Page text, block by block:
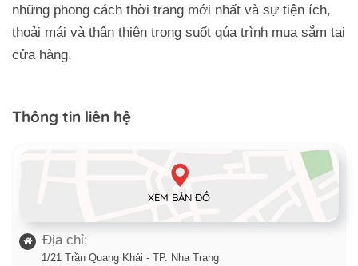
những phong cách thời trang mới nhất và sự tiện ích,
thoải mái và thân thiện trong suốt qúa trình mua sắm tại
cửa hàng.
Thông tin liên hệ
XEM BẢN ĐỒ
Địa chỉ:
1/21 Trần Quang Khải - TP. Nha Trang